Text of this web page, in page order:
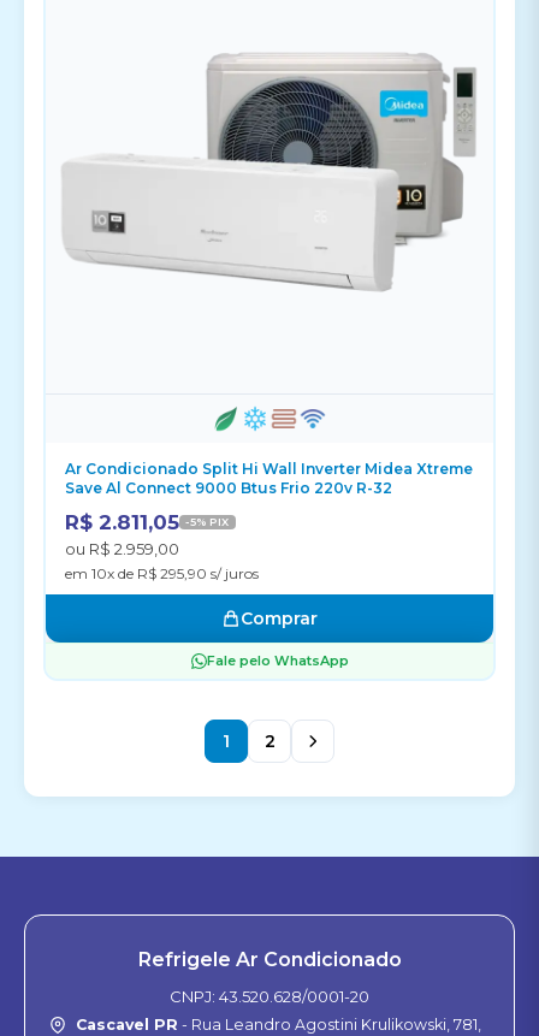
Ar Condicionado Split Hi Wall Inverter Midea Xtreme
Save Al Connect 9000 Btus Frio 220v R-32
R$ 2.811,05 -5% PIX
ou R$ 2.959,00
em 10x de R$ 295,90 s/ juros
Comprar
Fale pelo WhatsApp
1 2
Refrigele Ar Condicionado
CNPJ: 43.520.628/0001-20
Cascavel PR - Rua Leandro Agostini Krulikowski, 781,